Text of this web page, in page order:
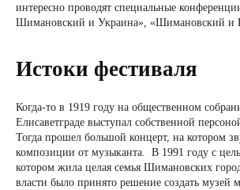
интересно проводят специальные
Шимановский и Украина», «Шимановский и
Истоки фестиваля
Когда-то в 1919 году на общественном
Елисаветграде выступал собственной
Тогда прошел большой концерт, на котором
композиции от музыканта. В 1991 году с
котором жила целая семья Шимановских
власти было принято решение создать музей